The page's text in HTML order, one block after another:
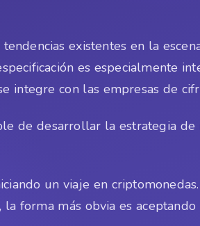
existentes en la
es especialmente
integre con las empresas de
de desarrollar la estrategia de
un viaje en
forma más obvia es aceptando